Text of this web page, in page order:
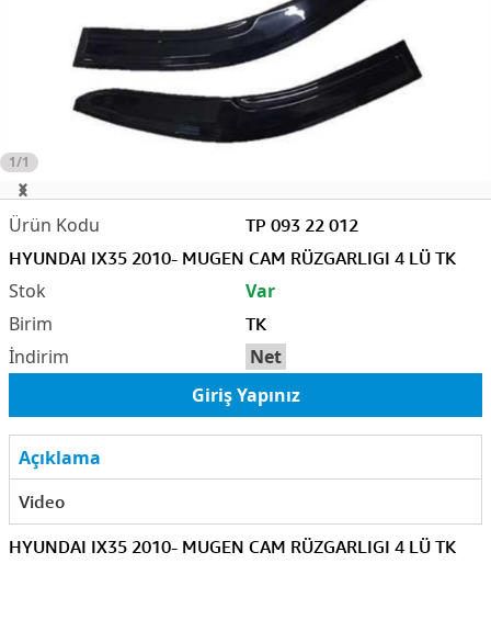
1/1
TP 093 22 012
HYUNDAI IX35 2010- MUGEN CAM RÜZGARLIGI 4 LÜ TK
TK
Net
Var
Giriş Yapınız
Açıklama
Video
HYUNDAI IX35 2010- MUGEN CAM RÜZGARLIGI 4 LÜ TK